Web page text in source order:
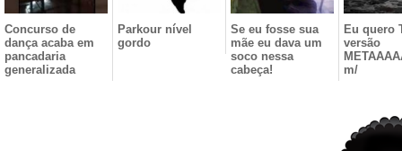
Concurso de
dança acaba em
pancadaria
generalizada
Parkour nível
gordo
Se eu fosse sua
mãe eu dava um
soco nessa
cabeça!
Eu quero
versão
m/